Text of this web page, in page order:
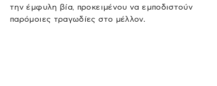
την έμφυλη βία, προκειμένου να εμποδιστούν
παρόμοιες τραγωδίες στο μέλλον.